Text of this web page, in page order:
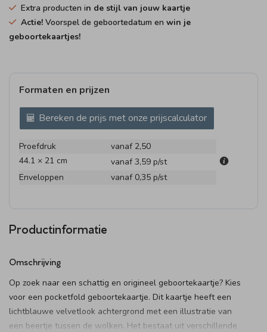
Extra producten in de stijl van jouw kaartje
Actie! Voorspel de geboortedatum en win je
geboortekaartjes!
Formaten en prijzen
Bereken de prijs met onze prijscalculator
Proefdruk
vanaf 2,50
44.1 × 21 cm
vanaf 3,59 p/st
Enveloppen
vanaf 0,35 p/st
Productinformatie
Omschrijving
Op zoek naar een schattig en origineel geboortekaartje? Kies
voor een pocketfold geboortekaartje. Dit kaartje heeft een
lichtblauwe velvetlook achtergrond met een illustratie van
een beertje tussen de wolken. Het bestaat uit verschillende